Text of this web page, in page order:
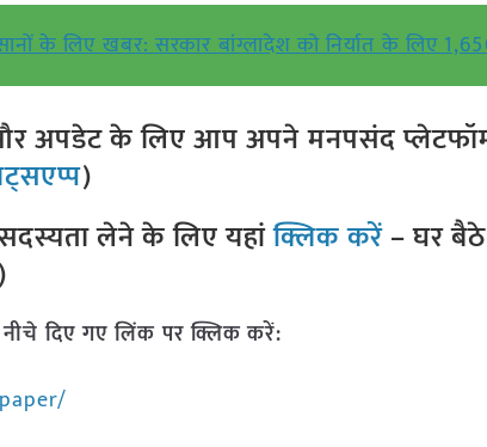
के लिए खबर: सरकार बांग्लादेश को निर्यात के लिए
अपडेट के लिए आप अपने मनपसंद
)
लेने के लिए यहांक्लिक करें– घर बैठे
दिए गए लिंक पर क्लिक करें: